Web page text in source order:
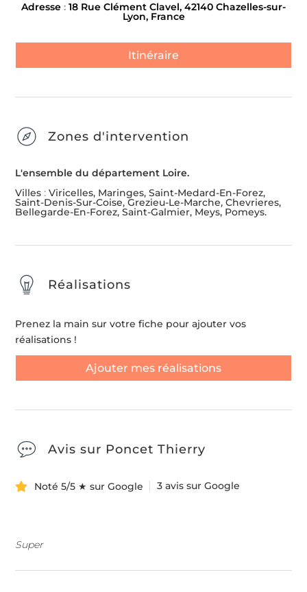
Adresse : 18 Rue Clément Clavel, 42140 Chazelles-sur-
Lyon, France
Itinéraire
Zones d'intervention
L'ensemble du département Loire.
Villes :Viricelles, Maringes, Saint-Medard-En-Forez,
Saint-Denis-Sur-Coise, Grezieu-Le-Marche, Chevrieres,
Bellegarde-En-Forez, Saint-Galmier, Meys, Pomeys.
Réalisations
Prenez la main sur votre fiche pour ajouter vos
réalisations !
Ajouter mes réalisations
Avis sur Poncet Thierry
Noté 5/5 ★ sur Google 3 avis sur Google
Super